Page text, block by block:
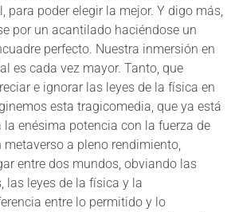
para poder elegir la mejor. Y digo más,
por un acantilado haciéndose un
perfecto. Nuestra inmersión en
es cada vez mayor. Tanto, que
e ignorar las leyes de la física en
esta tragicomedia, que ya está
la enésima potencia con la fuerza de
a pleno rendimiento,
entre dos mundos, obviando las
las leyes de la física y la
entre lo permitido y lo